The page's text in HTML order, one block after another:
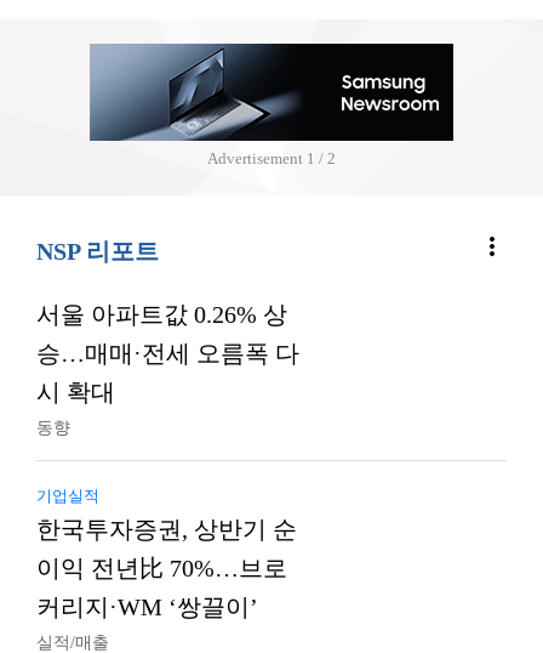
Advertisement 2 / 2
NSP 리포트 more_vert
서울 아파트값 0.26% 상
승…매매·전세 오름폭 다
시 확대
동향
기업실적
한국투자증권, 상반기 순
이익 전년比 70%…브로
커리지·WM ‘쌍끌이’
실적/매출